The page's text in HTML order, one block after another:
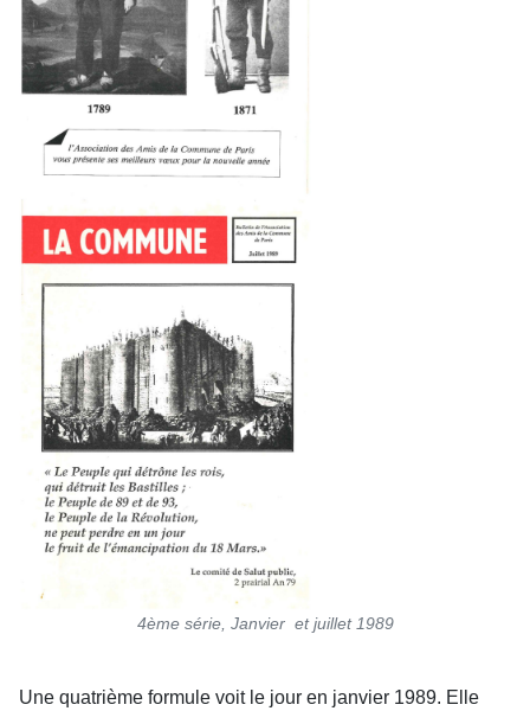
4ème série, Janvier et juillet 1989
Une quatrième formule voit le jour en janvier 1989. Elle